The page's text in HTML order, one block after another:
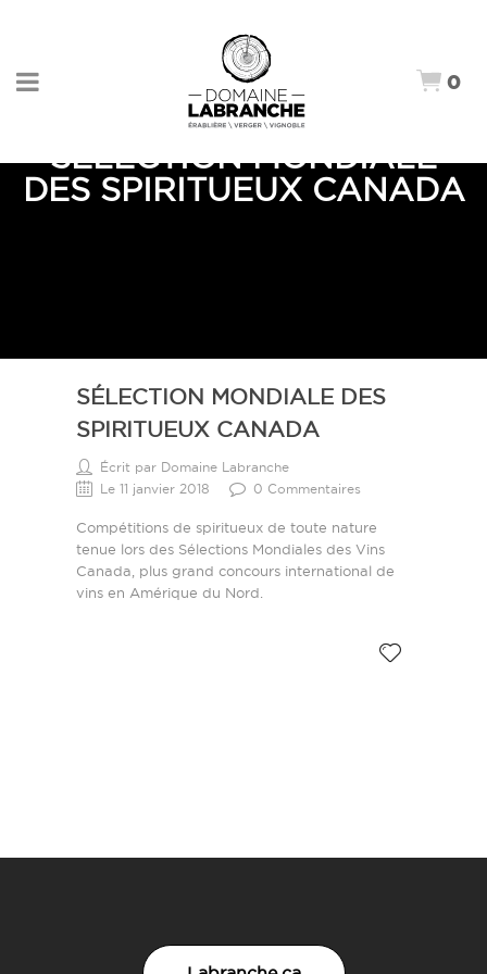
0
SÉLECTION MONDIALE
DES SPIRITUEUX CANADA
SÉLECTION MONDIALE DES
SPIRITUEUX CANADA
Écrit par Domaine Labranche
Le 11 janvier 2018
0 Commentaires
Compétitions de spiritueux de toute nature
tenue lors des Sélections Mondiales des Vins
Canada, plus grand concours international de
vins en Amérique du Nord.